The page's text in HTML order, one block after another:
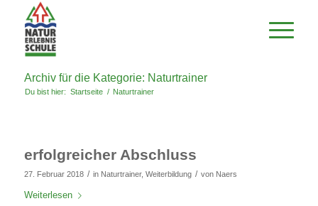
Archiv für die Kategorie: Naturtrainer
Du bist hier: Startseite / Naturtrainer
erfolgreicher Abschluss
27. Februar 2018 / in Naturtrainer, Weiterbildung / von Naers
Weiterlesen